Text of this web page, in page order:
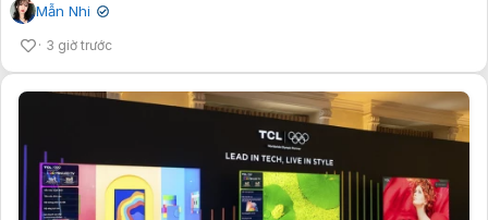
Mẫn Nhi ✔
3 giờ trước